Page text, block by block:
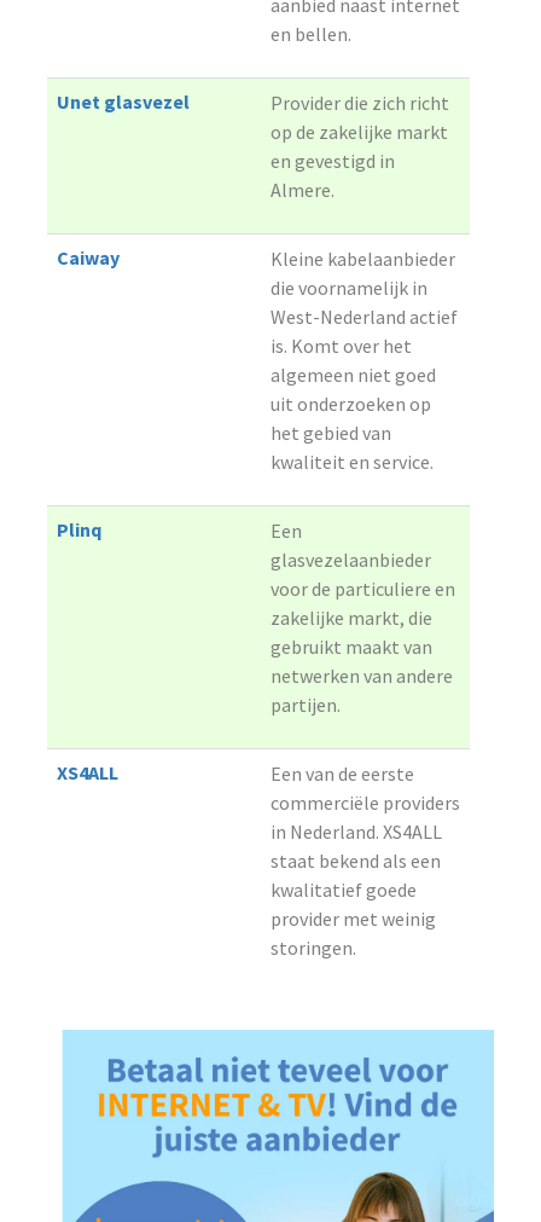
aanbied naast internet
en bellen.
Unet glasvezel
Provider die zich richt
op de zakelijke markt
en gevestigd in
Almere.
Caiway
Kleine kabelaanbieder
die voornamelijk in
West-Nederland actief
is. Komt over het
algemeen niet goed
uit onderzoeken op
het gebied van
kwaliteit en service.
Plinq
Een
glasvezelaanbieder
voor de particuliere en
zakelijke markt, die
gebruikt maakt van
netwerken van andere
partijen.
XS4ALL
Een van de eerste
commerciële providers
in Nederland. XS4ALL
staat bekend als een
kwalitatief goede
provider met weinig
storingen.